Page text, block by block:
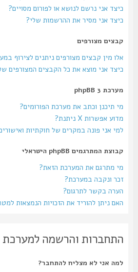
כיצד אני נרשם לנושא או לפורום מסויים?
כיצד אני מסיר את ההרשמות שלי?
קבצים מצורפים
אלו מין קבצים מצורפים ניתנים לצירוף במערכת
כיצד אני מוצא את כל הקבצים המצורפים שלי?
מערכת phpBB 3
מי תיכנן וכתב את מערכת הפורומים?
מדוע אפשרות X ניתנת?
למי אני פונה במקרים של חוקתיות ואישורים
קבוצת המתרגמים phpBB הישראלי
מי מתרגם את המערכת הזאת?
זכר ונקבה במערכת?
הערה בקשר לתרגום?
האם ניתן להוריד את הזכויות הנמצאות למטה?
התחברות והרשמה למערכת
למה אני לא מצליח להתחבר?